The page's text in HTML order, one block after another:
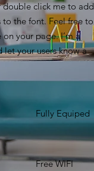
double click me to add
the font. Feel free to
your page. I’m a
your users know a
Fully Equiped
Free WIFI